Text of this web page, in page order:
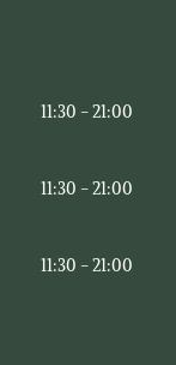
11:30 - 21:00
11:30 - 21:00
11:30 - 21:00